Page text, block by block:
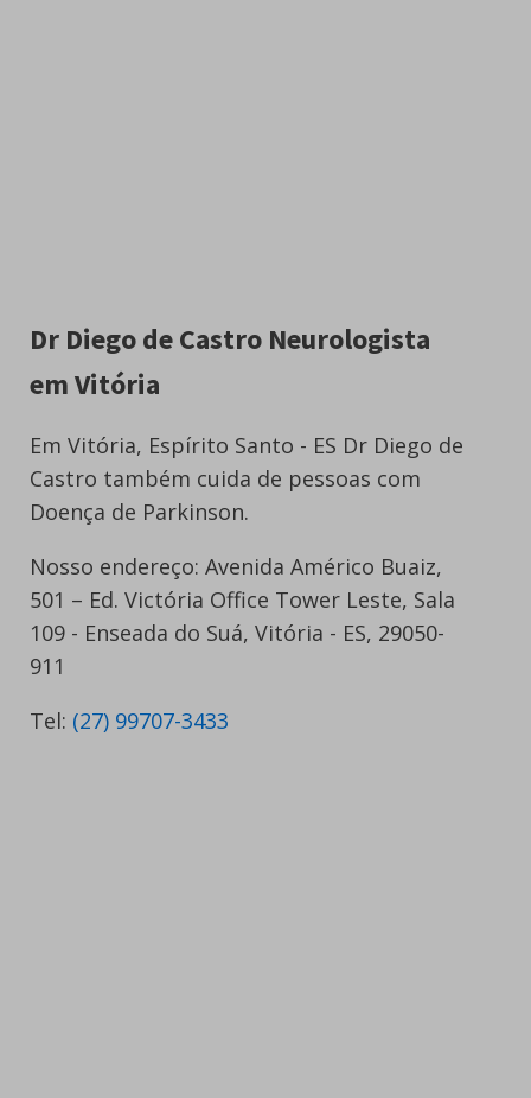
Dr Diego de Castro Neurologista
em Vitória
Em Vitória, Espírito Santo - ES Dr Diego de
Castro também cuida de pessoas com
Doença de Parkinson.
Nosso endereço: Avenida Américo Buaiz,
501 – Ed. Victória Office Tower Leste, Sala
109 - Enseada do Suá, Vitória - ES, 29050-
911
Tel: (27) 99707-3433